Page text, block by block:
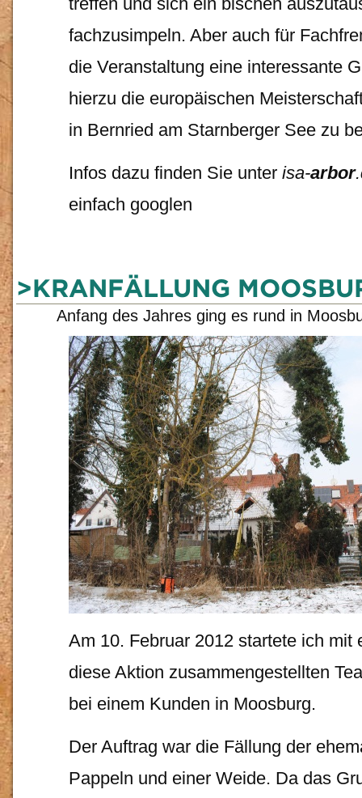
fachzusimpeln. Aber auch für
die Veranstaltung eine interessante
hierzu die europäischen
in Bernried am Starnberger See zu
Infos dazu finden Sie unter isa-arbor.
einfach googlen
>KRANFÄLLUNG
Anfang des Jahres ging es rund in
Am 10. Februar 2012 startete ich mit
diese Aktion zusammengestellten
bei einem Kunden in Moosburg.
Der Auftrag war die Fällung der
Pappeln und einer Weide. Da das